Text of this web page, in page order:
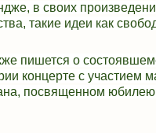
в своих
такие идеи как
пишется о
концерте с участием
посвященном юбилею